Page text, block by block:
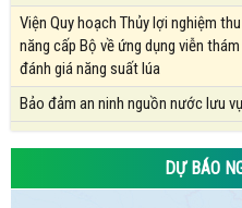
Viện Quy hoạch Thủy lợi nghiệm
năng cấp Bộ về ứng dụng viễn
đánh giá năng suất lúa
Bảo đảm an ninh nguồn nước lưu
DỰ BÁO